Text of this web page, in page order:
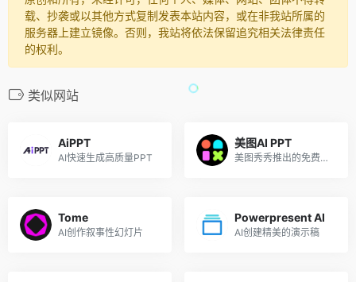
载、抄袭或以其他方式复制发表本站内容，或在非我站所属的
服务器上建立镜像。否则，我站将依法保留追究相关法律责任
的权利。
类似网站
AiPPT
AI快速生成高质量PPT
美图AI PPT
美图秀秀推出的免费在线AI生成PPT设计工具
Tome
AI创作叙事性幻灯片
Powerpresent AI
AI创建精美的演示稿